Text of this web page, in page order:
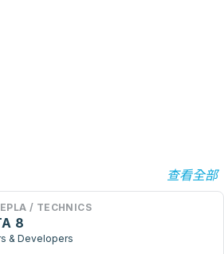
查看全部
/ TECHNICS
8
& Developers